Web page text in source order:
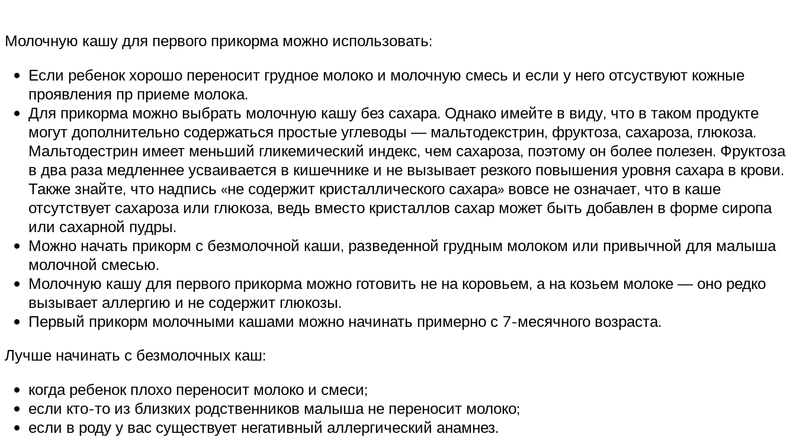
Молочную кашу для первого прикорма можно использовать:
Если ребенок хорошо переносит грудное молоко и молочную смесь и если у него отсуствуют кожные
проявления пр приеме молока.
Для прикорма можно выбрать молочную кашу без сахара. Однако имейте в виду, что в таком продукте
могут дополнительно содержаться простые углеводы — мальтодекстрин, фруктоза, сахароза, глюкоза.
Мальтодестрин имеет меньший гликемический индекс, чем сахароза, поэтому он более полезен. Фруктоза
в два раза медленнее усваивается в кишечнике и не вызывает резкого повышения уровня сахара в крови.
Также знайте, что надпись «не содержит кристаллического сахара» вовсе не означает, что в каше
отсутствует сахароза или глюкоза, ведь вместо кристаллов сахар может быть добавлен в форме сиропа
или сахарной пудры.
Можно начать прикорм с безмолочной каши, разведенной грудным молоком или привычной для малыша
молочной смесью.
Молочную кашу для первого прикорма можно готовить не на коровьем, а на козьем молоке — оно редко
вызывает аллергию и не содержит глюкозы.
Первый прикорм молочными кашами можно начинать примерно с 7-месячного возраста.
Лучше начинать с безмолочных каш:
когда ребенок плохо переносит молоко и смеси;
если кто-то из близких родственников малыша не переносит молоко;
если в роду у вас существует негативный аллергический анамнез.